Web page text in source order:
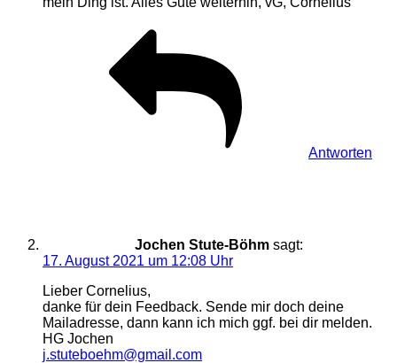
Antworten
Jochen Stute-Böhm sagt:
17. August 2021 um 12:08 Uhr
Lieber Cornelius,
danke für dein Feedback. Sende mir doch deine
Mailadresse, dann kann ich mich ggf. bei dir melden.
HG Jochen
j.stuteboehm@gmail.com